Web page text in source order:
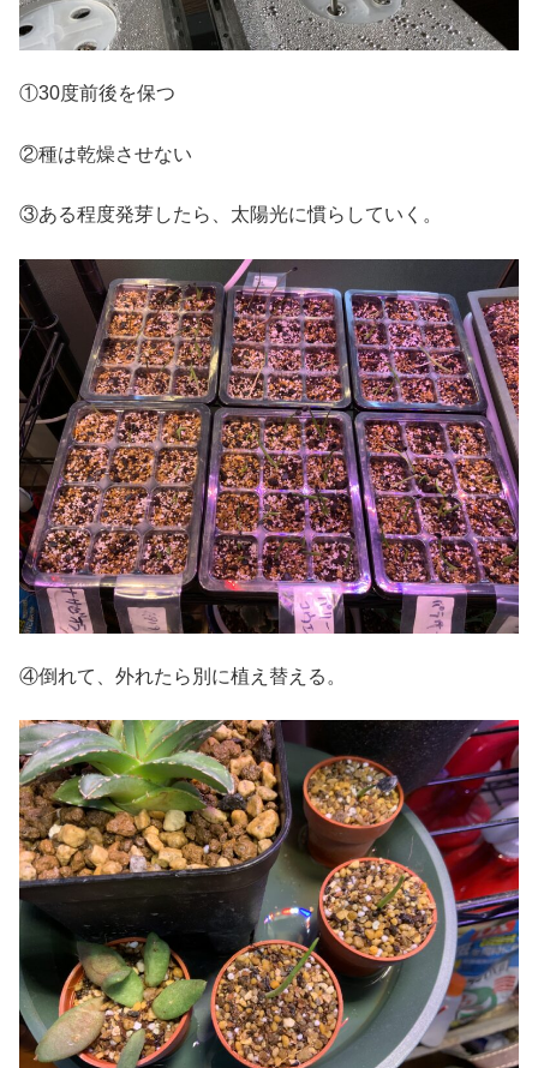
①30度前後を保つ
②種は乾燥させない
③ある程度発芽したら、太陽光に慣らしていく。
④倒れて、外れたら別に植え替える。